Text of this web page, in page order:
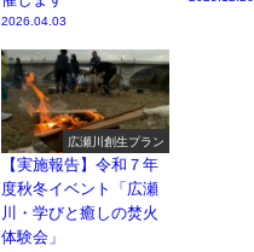
2026.04.03
広瀬川創生プラン
【実施報告】令和７年
度秋冬イベント「広瀬
川・学びと癒しの焚火
体験会」